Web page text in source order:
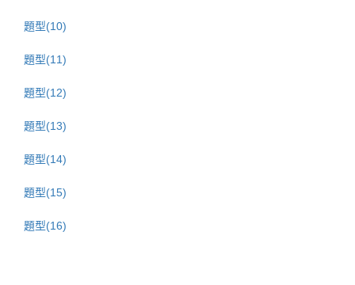
題型(10)
題型(11)
題型(12)
題型(13)
題型(14)
題型(15)
題型(16)